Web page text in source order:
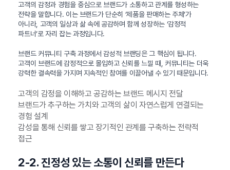
고객의 감정과 경험을 중심으로 브랜드가 소통하고 관계를 형성하는
전략을 말합니다. 이는 브랜드가 단순히 ‘제품을 판매하는 주체’가
아니라, 고객의 일상과 삶 속에 공감하며 함께 성장하는 ‘감정적
파트너’로 자리 잡는 과정입니다.
브랜드 커뮤니티 구축 과정에서 감성적 브랜딩은 그 핵심이 됩니다.
고객이 브랜드에 감정적으로 몰입하고 신뢰를 느낄 때, 커뮤니티는 더욱
강력한 결속력을 가지며 지속적인 참여를 이끌어낼 수 있기 때문입니다.
고객의 감정을 이해하고 공감하는 브랜드 메시지 전달
브랜드가 추구하는 가치와 고객의 삶이 자연스럽게 연결되는
경험 설계
감성을 통해 신뢰를 쌓고 장기적인 관계를 구축하는 전략적
접근
2-2. 진정성 있는 소통이 신뢰를 만든다